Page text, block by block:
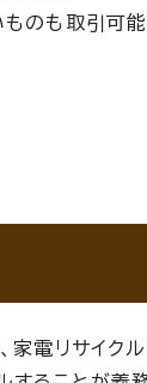
のも取引可能
家電リサイク